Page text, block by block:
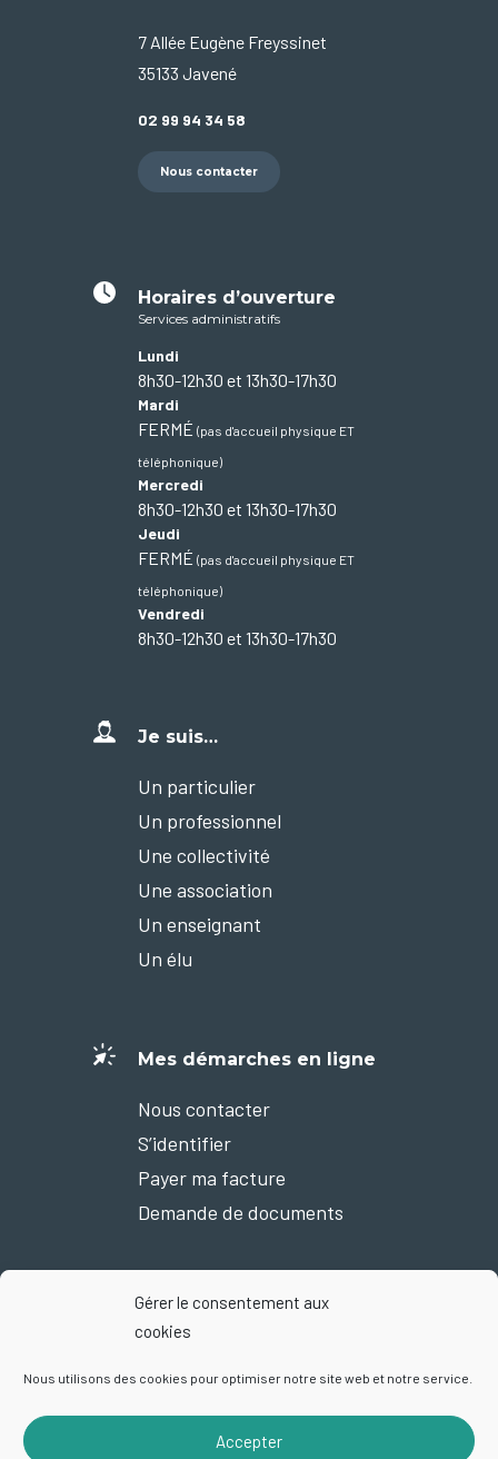
Gérer le consentement aux
cookies
Nous utilisons des cookies pour optimiser notre site web et notre service.
Accepter
7 Allée Eugène Freyssinet
35133 Javené
02 99 94 34 58
Nous contacter
Horaires d’ouverture
Services administratifs
Lundi
8h30-12h30 et 13h30-17h30
Mardi
FERMÉ (pas d'accueil physique ET
téléphonique)
Mercredi
8h30-12h30 et 13h30-17h30
Jeudi
FERMÉ (pas d'accueil physique ET
téléphonique)
Vendredi
8h30-12h30 et 13h30-17h30
Je suis…
Un particulier
Un professionnel
Une collectivité
Une association
Un enseignant
Un élu
Mes démarches en ligne
Nous contacter
S’identifier
Payer ma facture
Demande de documents